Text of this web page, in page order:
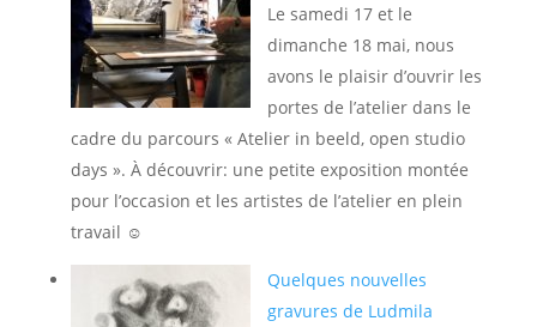
Le samedi 17 et le
dimanche 18 mai, nous
avons le plaisir d’ouvrir les
portes de l’atelier dans le
cadre du parcours « Atelier in beeld, open studio
days ». À découvrir: une petite exposition montée
pour l’occasion et les artistes de l’atelier en plein
travail ☺️
Quelques nouvelles
gravures de Ludmila